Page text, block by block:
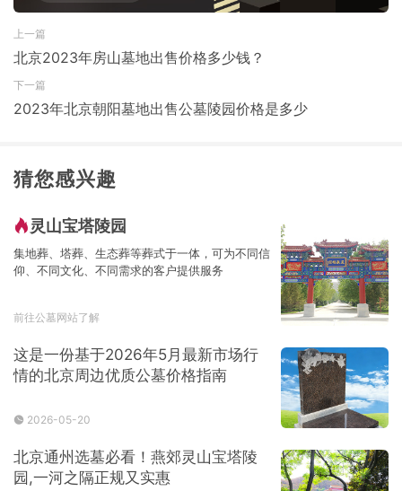
上一篇
北京2023年房山墓地出售价格多少钱？
下一篇
2023年北京朝阳墓地出售公墓陵园价格是多少
猜您感兴趣
灵山宝塔陵园
集地葬、塔葬、生态葬等葬式于一体，可为不同信
仰、不同文化、不同需求的客户提供服务
前往公墓网站了解
这是一份基于2026年5月最新市场行
情的北京周边优质公墓价格指南
2026-05-20
北京通州选墓必看！燕郊灵山宝塔陵
园,一河之隔正规又实惠